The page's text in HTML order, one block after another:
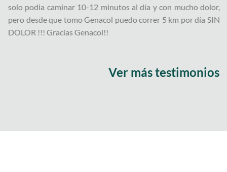
solo podia caminar 10-12 minutos al día y con mucho dolor,
pero desde que tomo Genacol puedo correr 5 km por día SIN
DOLOR !!! Gracias Genacol!!
Ver más testimonios